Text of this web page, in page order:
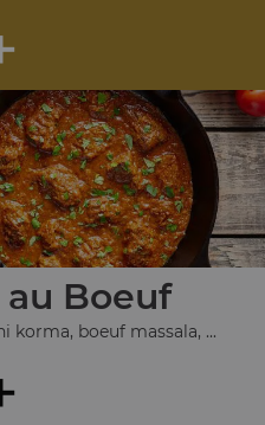
au Boeuf
korma, boeuf massala, ...